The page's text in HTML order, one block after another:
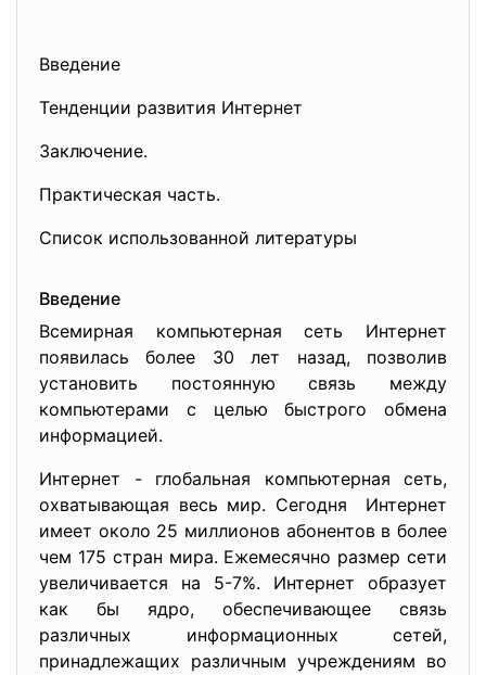
Введение
Тенденции развития Интернет
Заключение.
Практическая часть.
Список использованной литературы
Введение
Всемирная компьютерная сеть Интернет
появилась более 30 лет назад, позволив
установить постоянную связь между
компьютерами с целью быстрого обмена
информацией.
Интернет - глобальная компьютерная сеть,
охватывающая весь мир. Сегодня Интернет
имеет около 25 миллионов абонентов в более
чем 175 стран мира. Ежемесячно размер сети
увеличивается на 5-7%. Интернет образует
как бы ядро, обеспечивающее связь
различных информационных сетей,
принадлежащих различным учреждениям во